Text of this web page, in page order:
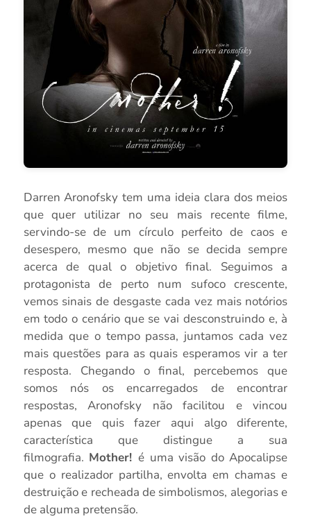
Darren Aronofsky tem uma ideia clara dos meios
que quer utilizar no seu mais recente filme,
servindo-se de um círculo perfeito de caos e
desespero, mesmo que não se decida sempre
acerca de qual o objetivo final. Seguimos a
protagonista de perto num sufoco crescente,
vemos sinais de desgaste cada vez mais notórios
em todo o cenário que se vai desconstruindo e, à
medida que o tempo passa, juntamos cada vez
mais questões para as quais esperamos vir a ter
resposta. Chegando o final, percebemos que
somos nós os encarregados de encontrar
respostas, Aronofsky não facilitou e vincou
apenas que quis fazer aqui algo diferente,
característica que distingue a sua
filmografia. Mother! é uma visão do Apocalipse
que o realizador partilha, envolta em chamas e
destruição e recheada de simbolismos, alegorias e
de alguma pretensão.